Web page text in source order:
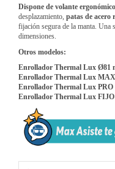
Dispone de volante
desplazamiento, patas de acero
fijación segura de la manta. Una
dimensiones.
Otros modelos:
Enrollador Thermal Lux Ø81
Enrollador Thermal Lux
Enrollador Thermal Lux PRO
Enrollador Thermal Lux